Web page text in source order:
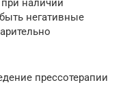
наличии
негативные
прессотерапии